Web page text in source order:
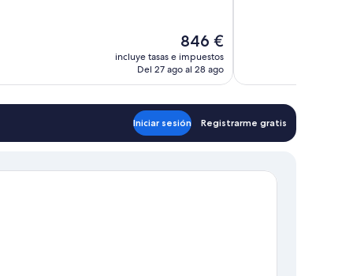
El
precio
actual
846 €
846 €
incluye tasas e impuestos
Del 27 ago al 28 ago
Iniciar sesión Registrarme gratis